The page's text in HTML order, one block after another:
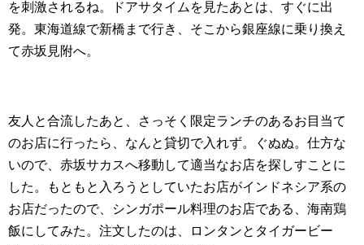
を刺激されるね。ドアサタイムを見たあとは、すぐに出
発。東海道線で新橋まで行き、そこから銀座線に乗り換え
て赤坂見附へ。
友人と合流したあと、さっそく限定ランチのあるお目当て
のお店に行ったら、なんと貸切で入れず。ぐぬぬ。仕方な
いので、赤坂サカスへ移動して適当なお店を探しすことに
した。もともと入ろうとしていたお店がインドネシア系の
お店だったので、シンガポール料理のお店である、海南鶏
飯にしてみた。注文したのは、ロンタンとタイガービー